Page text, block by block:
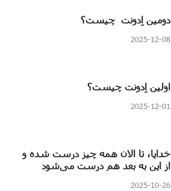
دومین اِدونت چیست؟
2025-12-08
اولین اِدونت چیست؟
2025-12-01
خدایا، تا الان همه چیز درست شده و
از این به بعد هم درست می‌شود
2025-10-26